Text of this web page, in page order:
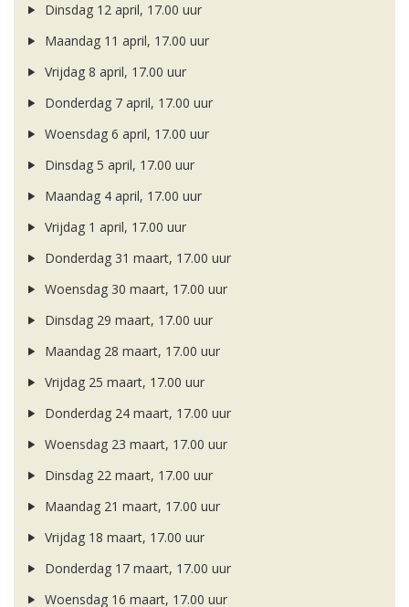
Dinsdag 12 april, 17.00 uur
Maandag 11 april, 17.00 uur
Vrijdag 8 april, 17.00 uur
Donderdag 7 april, 17.00 uur
Woensdag 6 april, 17.00 uur
Dinsdag 5 april, 17.00 uur
Maandag 4 april, 17.00 uur
Vrijdag 1 april, 17.00 uur
Donderdag 31 maart, 17.00 uur
Woensdag 30 maart, 17.00 uur
Dinsdag 29 maart, 17.00 uur
Maandag 28 maart, 17.00 uur
Vrijdag 25 maart, 17.00 uur
Donderdag 24 maart, 17.00 uur
Woensdag 23 maart, 17.00 uur
Dinsdag 22 maart, 17.00 uur
Maandag 21 maart, 17.00 uur
Vrijdag 18 maart, 17.00 uur
Donderdag 17 maart, 17.00 uur
Woensdag 16 maart, 17.00 uur